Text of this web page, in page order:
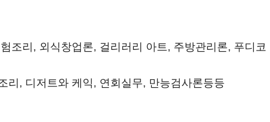
조리, 외식창업론, 걸리러리 아트, 주방관리론, 푸디코
리, 디저트와 케익, 연회실무, 만능검사론등등